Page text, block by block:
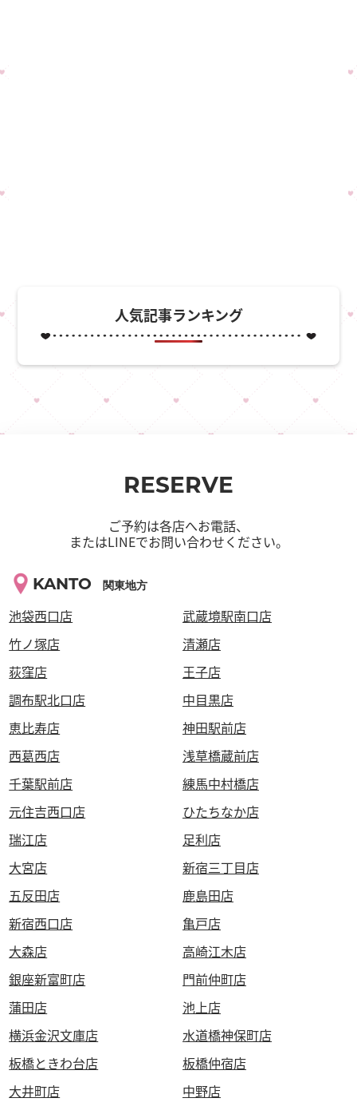
人気記事ランキング
RESERVE
ご予約は各店へお電話、
またはLINEでお問い合わせください。
KANTO 関東地方
池袋西口店
武蔵境駅南口店
竹ノ塚店
清瀬店
荻窪店
王子店
調布駅北口店
中目黒店
恵比寿店
神田駅前店
西葛西店
浅草橋蔵前店
千葉駅前店
練馬中村橋店
元住吉西口店
ひたちなか店
瑞江店
足利店
大宮店
新宿三丁目店
五反田店
鹿島田店
新宿西口店
亀戸店
大森店
高崎江木店
銀座新富町店
門前仲町店
蒲田店
池上店
横浜金沢文庫店
水道橋神保町店
板橋ときわ台店
板橋仲宿店
大井町店
中野店